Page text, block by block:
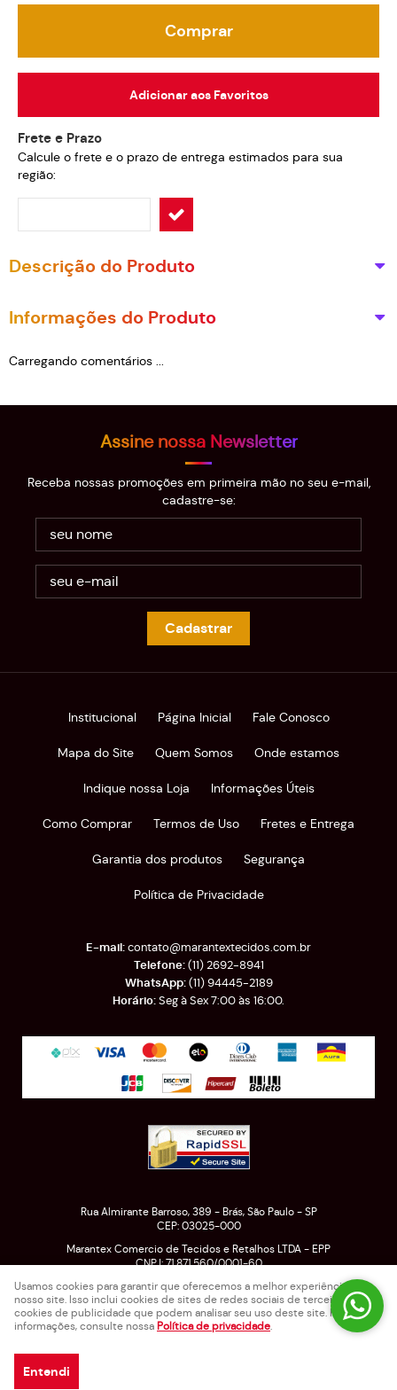
Comprar
Adicionar aos Favoritos
Frete e Prazo
Calcule o frete e o prazo de entrega estimados para sua
região:
Descrição do Produto
Informações do Produto
Carregando comentários ...
Assine nossa Newsletter
Receba nossas promoções em primeira mão no seu e-mail,
cadastre-se:
Cadastrar
Institucional Página Inicial Fale Conosco
Mapa do Site Quem Somos Onde estamos
Indique nossa Loja Informações Úteis
Como Comprar Termos de Uso Fretes e Entrega
Garantia dos produtos Segurança
Política de Privacidade
(11)2692-8941
(11)94445-2189
Seg à Sex 7:00 às 16:00.
contato@marantextecidos.com.br
Rua Almirante Barroso, 389 - Brás, São Paulo- SP
CEP: 03025-000
Marantex Comercio de Tecidos e Retalhos LTDA - EPP
CNPJ: 71.871.560/0001-60
LOJA VIRTUAL CRIADA POR
Usamos cookies para garantir que oferecemos a melhor experiência em
nosso site. Isso inclui cookies de sites de redes sociais de terceiros e
cookies de publicidade que podem analisar seu uso deste site. Para mais
informações, consulte nossa Política de privacidade.
Entendi